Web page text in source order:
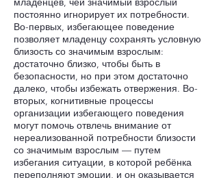
постоянно игнорирует их потребности.
Во-первых, избегающее поведение
позволяет младенцу сохранять условную
близость со значимым взрослым:
достаточно близко, чтобы быть в
безопасности, но при этом достаточно
далеко, чтобы избежать отвержения. Во-
вторых, когнитивные процессы
организации избегающего поведения
могут помочь отвлечь внимание от
нереализованной потребности близости
со значимым взрослым — путем
избегания ситуации, в которой ребёнка
переполняют эмоции, и он оказывается